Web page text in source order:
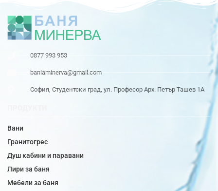
0877 993 953
baniaminerva@gmail.com
София, Студентски град, ул. Професор Арх. Петър Ташев 1А
Вани
Гранитогрес
Душ кабини и паравани
Лири за баня
Мебели за баня